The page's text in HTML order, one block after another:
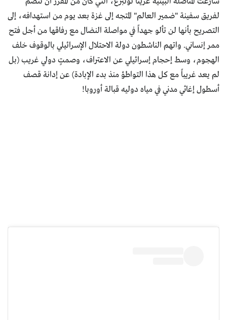
لفريق سفينة "ضمير العالم" المتجه إلى غزة بعد يوم من استهدافه، إلى
التصريح بأنها لن تألو جهداً في مواصلة النضال مع رفاقها من أجل فتح
ممر إنساني. واتهم الناشطون دولة الاحتلال الإسرائيلي بالوقوف خلف
الهجوم، وسط إحجام إسرائيلي عن الاعتراف، وصمتٍ دولي غريب (بل
لم يعد غريباً مع كل هذا التواطؤ منذ بدء الإبادة) عن إدانة قصف
أسطول إغاثي مدني في مياه دوليه قبالة أوروبا!